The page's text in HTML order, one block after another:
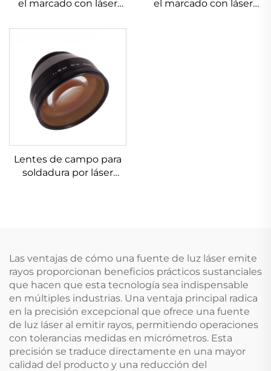
el marcado con láser
el marcado con láser
Lentes de campo para
soldadura por láser
Las ventajas de cómo una fuente de luz láser emite
rayos proporcionan beneficios prácticos sustanciales
que hacen que esta tecnología sea indispensable
en múltiples industrias. Una ventaja principal radica
en la precisión excepcional que ofrece una fuente
de luz láser al emitir rayos, permitiendo operaciones
con tolerancias medidas en micrómetros. Esta
precisión se traduce directamente en una mayor
calidad del producto y una reducción del